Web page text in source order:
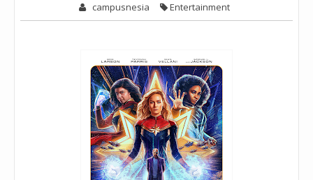
campusnesia Entertainment